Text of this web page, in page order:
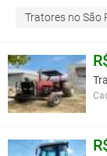
Tratores no São